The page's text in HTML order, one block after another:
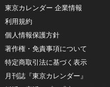
東京カレンダー 企業情報
利用規約
個人情報保護方針
著作権・免責事項について
特定商取引法に基づく表示
月刊誌『東京カレンダー』